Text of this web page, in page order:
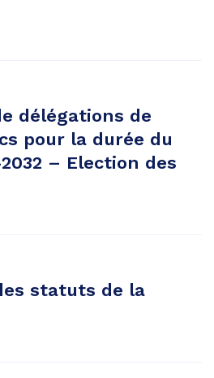
délégations de
pour la durée du
– Election des
statuts de la